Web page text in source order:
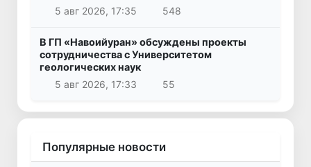
5 авг 2026, 17:35
548
В ГП «Навоийуран» обсуждены проекты
сотрудничества с Университетом
геологических наук
5 авг 2026, 17:33
55
Популярные новости